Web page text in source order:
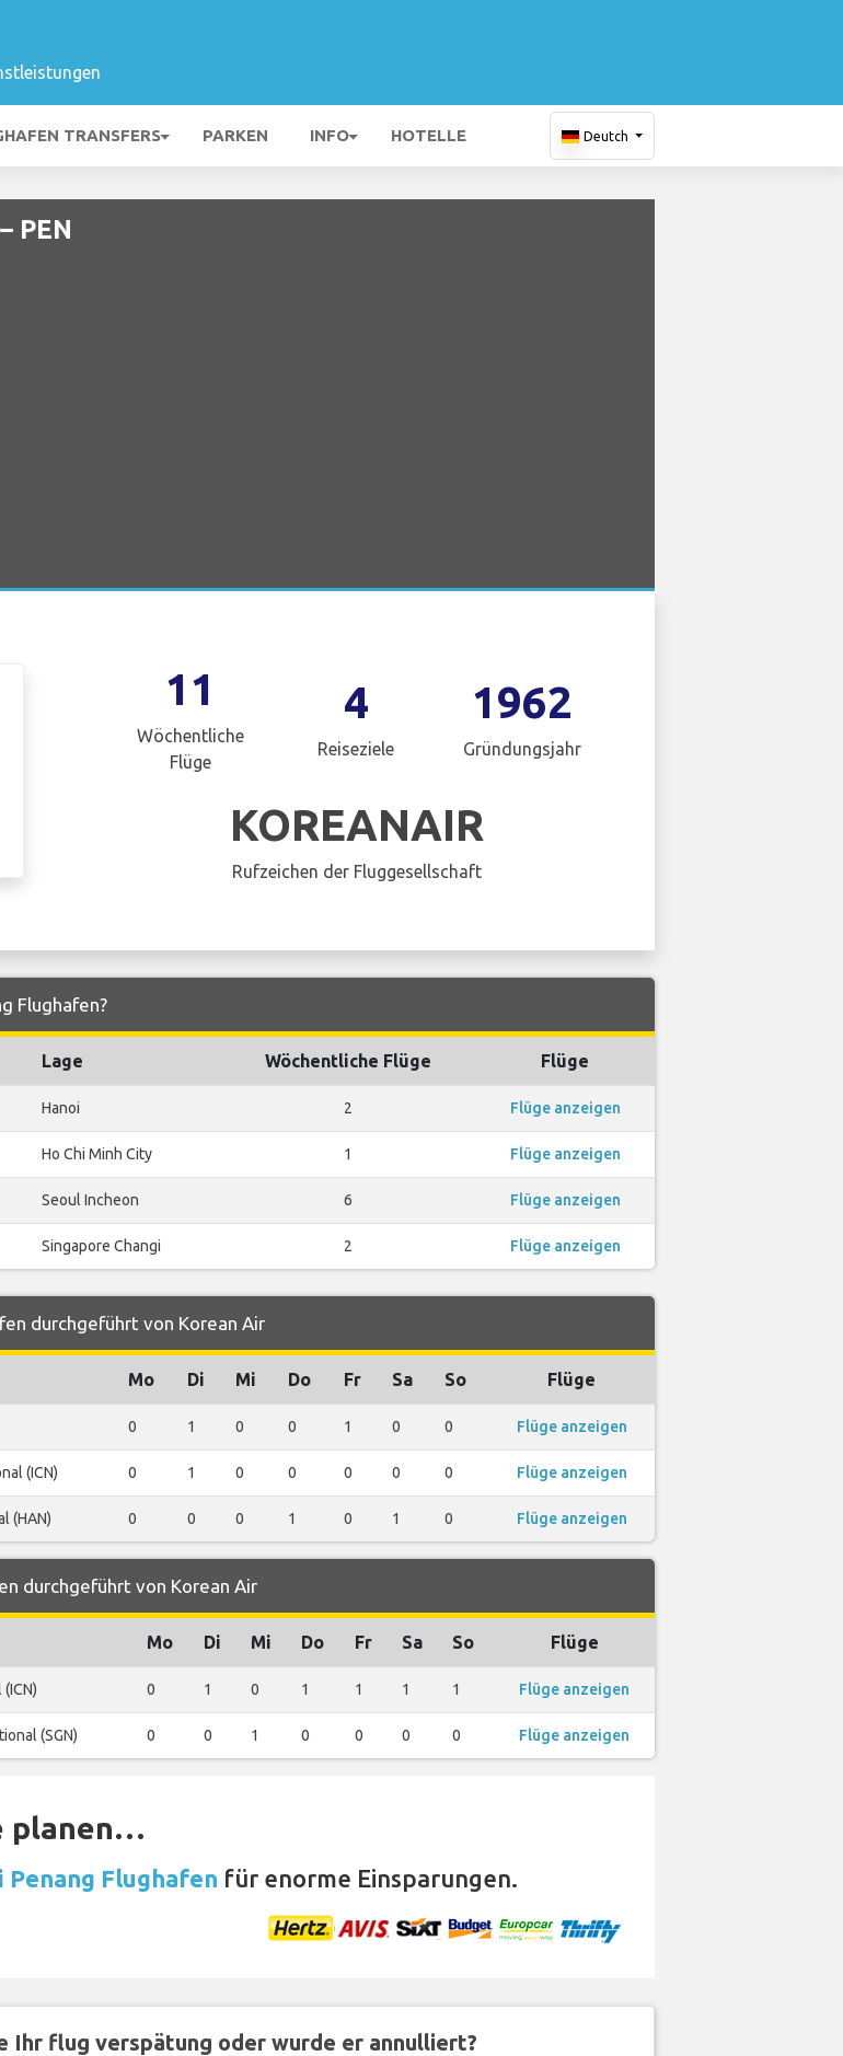
TRANSFERS PARKEN INFO HOTELLE Deutch
PEN
11
Wöchentliche
Flüge
4
Reiseziele
1962
Gründungsjahr
KOREANAIR
Rufzeichen der Fluggesellschaft
Flughafen?
Lage Wöchentliche Flüge Flüge
Hanoi 2 Flüge anzeigen
Ho Chi Minh City 1 Flüge anzeigen
Seoul Incheon 6 Flüge anzeigen
Singapore Changi 2 Flüge anzeigen
durchgeführt von Korean Air
Mo Di Mi Do Fr Sa So Flüge
0 1 0 0 1 0 0 Flüge anzeigen
(ICN) 0 1 0 0 0 0 0 Flüge anzeigen
(HAN) 0 0 0 1 0 1 0 Flüge anzeigen
durchgeführt von Korean Air
Mo Di Mi Do Fr Sa So Flüge
0 1 0 1 1 1 1 Flüge anzeigen
(SGN) 0 0 1 0 0 0 0 Flüge anzeigen
planen…
Penang Flughafen für enorme Einsparungen.
Ihr flug verspätung oder wurde er annulliert?